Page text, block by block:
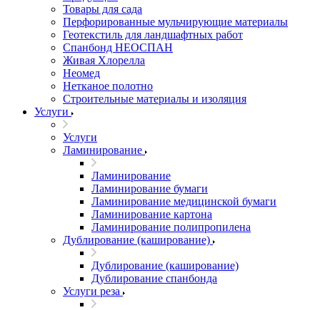
Товары для сада
Перфорированные мульчирующие материалы
Геотекстиль для ландшафтных работ
Спанбонд НЕОСПАН
Живая Хлорелла
Нeомед
Нетканое полотно
Строительные материалы и изоляция
Услуги
Услуги
Ламинирование
Ламинирование
Ламинирование бумаги
Ламинирование медицинской бумаги
Ламинирование картона
Ламинирование полипропилена
Дублирование (каширование)
Дублирование (каширование)
Дублирование спанбонда
Услуги реза